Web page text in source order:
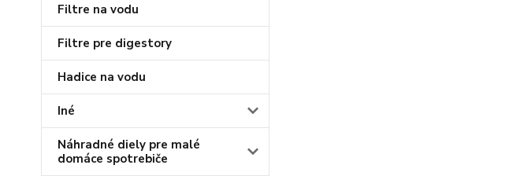
Filtre na vodu
Filtre pre digestory
Hadice na vodu
Iné
Náhradné diely pre malé
domáce spotrebiče